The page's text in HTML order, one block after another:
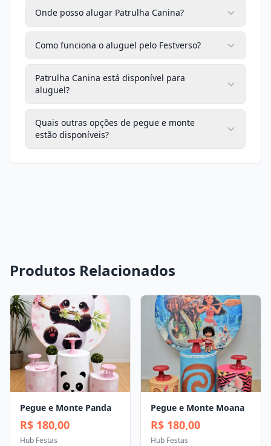
Onde posso alugar Patrulha Canina?
Como funciona o aluguel pelo Festverso?
Patrulha Canina está disponível para
aluguel?
Quais outras opções de pegue e monte
estão disponíveis?
Produtos Relacionados
Pegue e Monte Panda
R$ 180,00
Hub Festas
Pegue e Monte Moana
R$ 180,00
Hub Festas